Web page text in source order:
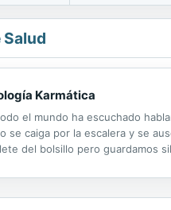
Karmática
el mundo ha escuchado
se caiga por la escalera y se
del bolsillo pero guardamos